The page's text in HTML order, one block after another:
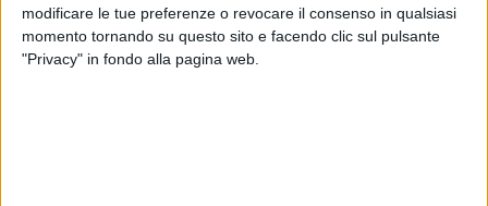
modificare le tue preferenze o revocare il consenso in qualsiasi
momento tornando su questo sito e facendo clic sul pulsante
"Privacy" in fondo alla pagina web.